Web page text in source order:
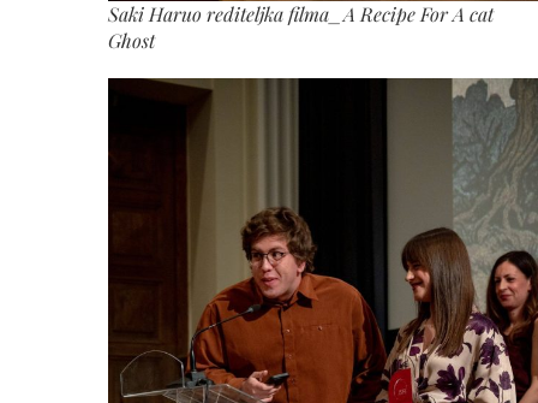
Saki Haruo rediteljka filma_A Recipe For A cat
Ghost